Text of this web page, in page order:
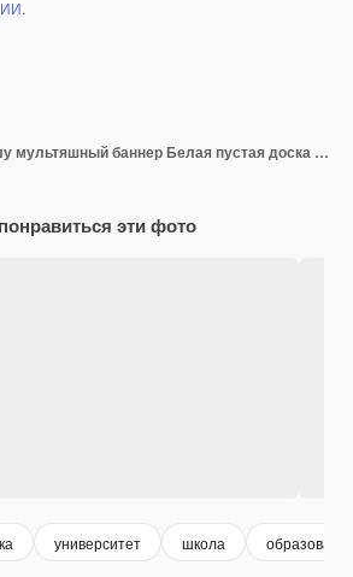
ИИ.
Обратно в школу мультяшный баннер Белая пустая доска со стопкой книг, выпускной колпачок, лестница, колокольчик и будильник на желтом фоне Концепция роста или онлайн-образования 3d визуализация иллюстрации
эти фото
университет школа